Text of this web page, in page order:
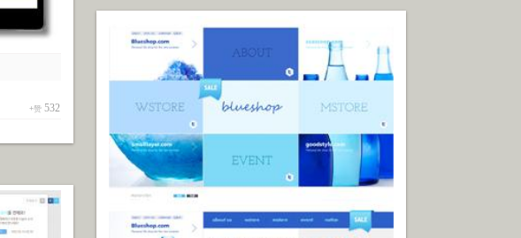
+赞532